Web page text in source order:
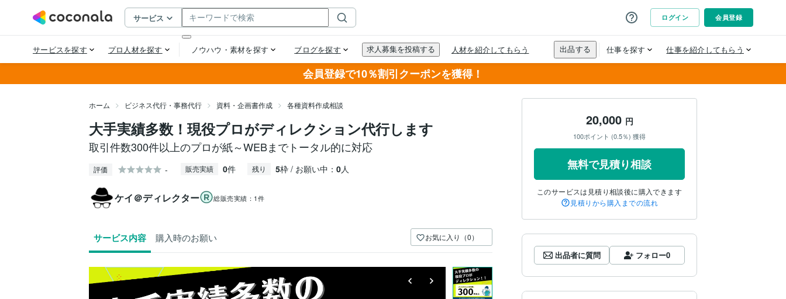
会員登録で10％割引クーポンを獲得！
ホーム ビジネス代行・事務代行 資料・企画書作成 各種資料作成相談
大手実績多数！現役プロがディレクション代行します
取引件数300件以上のプロが紙～WEBまでトータル的に対応
評価 - 販売実績 0件 残り 5枠 / お願い中： 0人
ケイ＠ディレクター 総販売実績： 1件
サービス内容 購入時のお願い お気に入り（0）
20,000 円
100ポイント (0.5％) 獲得
無料で見積り相談
このサービスは見積り相談後に購入できます
見積りから購入までの流れ
出品者に質問 フォロー0